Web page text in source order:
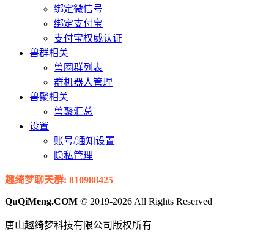
绑定微信号
绑定支付宝
支付宝权威认证
兽群相关
兽圈群列表
群机器人管理
兽聚相关
兽聚汇总
设置
账号/通知设置
隐私管理
趣绮梦聊天群: 810988425
QuQiMeng.COM © 2019-2026 All Rights Reserved
唐山趣绮梦科技有限公司版权所有